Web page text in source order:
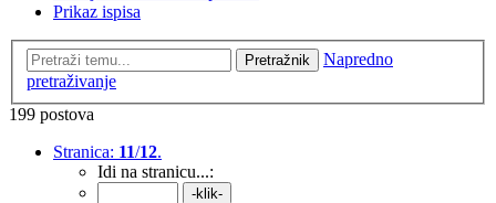
Prikaz ispisa
Pretražnik
Napredno
pretraživanje
199 postova
Stranica: 11/12.
Idi na stranicu...: